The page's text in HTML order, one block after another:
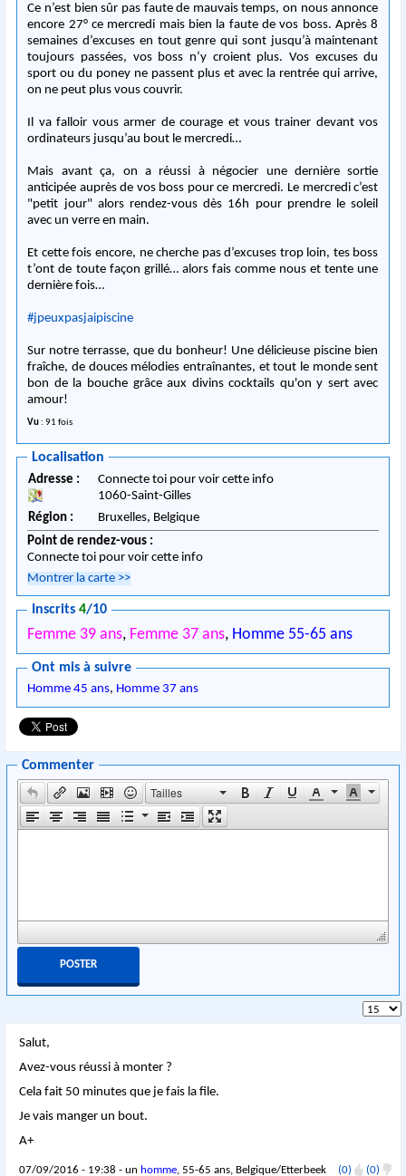
Ce n’est bien sûr pas faute de mauvais temps, on nous annonce
encore 27° ce mercredi mais bien la faute de vos boss. Après 8
semaines d’excuses en tout genre qui sont jusqu’à maintenant
toujours passées, vos boss n’y croient plus. Vos excuses du
sport ou du poney ne passent plus et avec la rentrée qui arrive,
on ne peut plus vous couvrir.
Il va falloir vous armer de courage et vous trainer devant vos
ordinateurs jusqu’au bout le mercredi…
Mais avant ça, on a réussi à négocier une dernière sortie
anticipée auprès de vos boss pource mercredi. Le mercredi c’est
"petit jour" alors rendez-vous dès 16h pour prendre le soleil
avec un verre en main.
Et cette fois encore, ne cherche pas d’excuses trop loin, tes boss
t’ont de toute façon grillé… alors fais comme nous et tente une
dernière fois…
#jpeuxpasjaipiscine
Sur notre terrasse, que du bonheur! Une délicieuse piscine bien
fraîche, de douces mélodies entraînantes, et tout le monde sent
bon de la bouche grâce aux divins cocktails qu'on y sert avec
amour!
Vu : 91 fois
Localisation
Adresse :
Connecte toi pour voir cette info
1060-Saint-Gilles
Région :
Bruxelles, Belgique
Point de rendez-vous :
Connecte toi pour voir cette info
Montrer la carte >>
Inscrits4/10
Femme 39 ans, Femme 37 ans, Homme 55-65 ans
Ont mis à suivre
Homme 45 ans, Homme 37 ans
Commenter
Tailles
Salut,
Avez-vous réussi à monter ?
Cela fait 50 minutes que je fais la file.
Je vais manger un bout.
A+
07/09/2016 - 19:38 - un homme, 55-65 ans, Belgique/Etterbeek (0) (0)